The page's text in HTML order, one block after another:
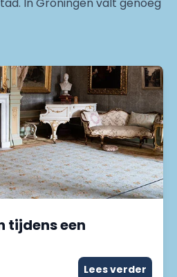
tijdens een
Lees verder